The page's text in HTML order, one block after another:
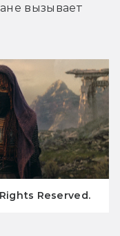
вызывает
Reserved.